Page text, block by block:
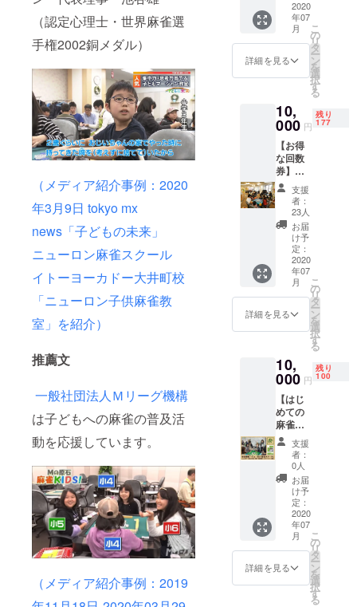
（認定心理士・世界麻雀選
手権2002銅メダル）
（メディア紹介事例：2020
年3月9日 tokyo mx
news「子どもの未来」
ニューロン麻雀スクール
イトーヨーカドー大井町校
「ニューロン子供麻雀教
室」を紹介）
推薦文
一般社団法人Ｍリーグ機構
は子どもへの麻雀の普及活
動を応援しています。
（メディア紹介事例：2019
mail.co
m より
メール
ります
（2020
ご希望
の方に
オリジ
ナルマ
グカッ
プを進
呈。受
け渡し
は
ニュー
ロン麻
雀ス
クール
専門施
設にて
渡し期
間：
1-
2020/11
/30）
約くだ
さい。
を築く
施設事
業へご
支援を
お願い
を公式
サイト
および
専門施
設へ掲
示させ
て頂き
ます。
掲載希
望のお
名前を
備考欄
にご記
載くだ
さい。
匿名希
望の方
考欄へ
記して
下さい
ますよ
うお願
い致し
ます
（掲示
開始：
2020/7/
1-） ★
お礼状
（pdf）
を弊社
事務局
1997o
ffice@g
進呈。
対象は
基本的
なルー
ルを理
がだい
たい出
来る
方。 ★
参加を
希望す
る校名
を備考
欄に記
載くだ
さい
【川崎
校 蒲
田校
大井町
校 丸
井溝口
校】
（チ
ケット
有効期
限：
2020/7/
1-
2020/11
/31） ※
弊社事
務局
neuron
1997o
ffice@g
mail.co
メール
にて初
前予約
制で
す。講
師ごと
にレベ
ル設
定・
マ・会
場を設
定して
いま
す。受
講に際
しては
弊社会
員登録
（登録
費・年
会費な
し）が
必要で
す。 ★
下記リ
ストよ
て備考
欄に記
載くだ
さい
（実施
期間：
2020/7/
2020/11
/30） ※
弊社事
務局
neuron
1997o
ffice@g
mail.co
m より
2020
年07
月
詳細を見る
こ
の
リ
タ
ー
ン
を
選
択
す
る
10,
000 円
残り
177
【お得
な回数
券】販
売対象
は
ニュー
ロン麻
雀ス
クール
会員限
定で
す。
「受講
1000円
チケッ
ト×11
下記の
手続き
で選択
した校
舎にて
進呈。
中級
コース
および
経験者
コース
にてご
利用い
ただけ
ます。
★受講
を希望
支援
者：
23人
お届
け予
定：
2020
年07
月
詳細を見る
こ
の
リ
タ
ー
ン
を
選
択
す
る
10,
000 円
残り
100
【はじ
めての
麻雀教
室
レッス
ンクラ
ス体
験】プ
ロ講師
による
グルー
プレッ
スン。
「3時間
チケッ
ト×3枚
支援
者：
0人
お届
け予
定：
2020
年07
月
詳細を見る
こ
の
リ
タ
ー
ン
を
選
択
す
る